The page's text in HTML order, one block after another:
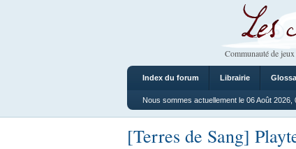
Les
Communauté de
Index du forum Librairie
Nous sommes actuellement le 06 Août 2026,
[Terres de Sang]